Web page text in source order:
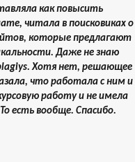
как повысить
читала в поисковиках о
которые предлагают
Даже не знаю
Хотя нет, решающее
что работала с ним и
работу и не имела
есть вообще. Спасибо.